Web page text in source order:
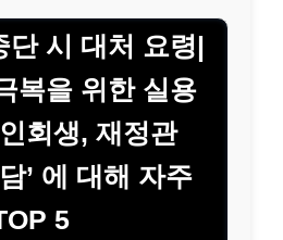
단 시 대처 요령|
복을 위한 실용
회생, 재정관
’ 에 대해 자주
5